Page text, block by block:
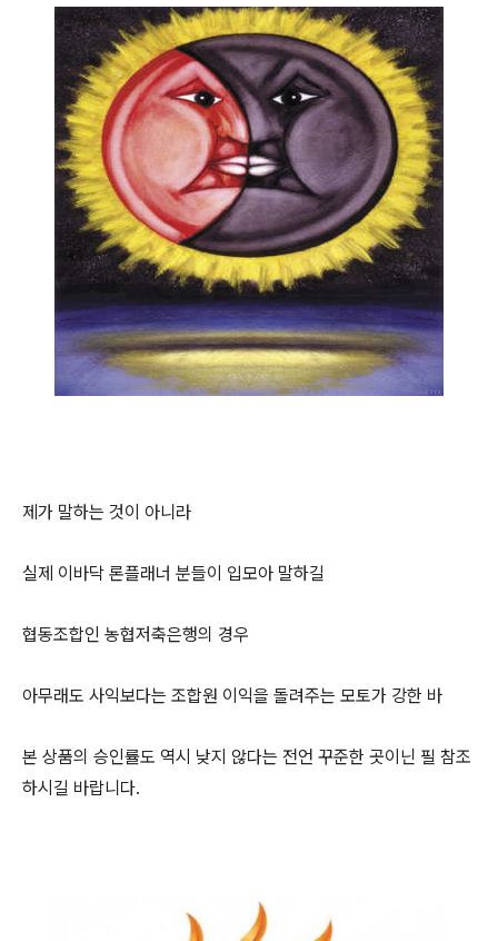
제가 말하는 것이 아니라
실제 이바닥 론플래너 분들이 입모아 말하길
협동조합인 농협저축은행의 경우
아무래도 사익보다는 조합원 이익을 돌려주는 모토가 강한 바
본 상품의 승인률도 역시 낮지 않다는 전언 꾸준한 곳이닌 필 참조
하시길 바랍니다.